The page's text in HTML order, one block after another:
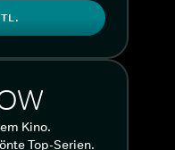
Kino.
Top-Serien.